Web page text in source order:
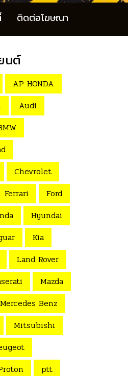
ติดต่อโฆษณา
นต์
AP HONDA
Audi
Chevrolet
Ferrari
Ford
Hyundai
Kia
Land Rover
Mazda
Mercedes Benz
Mitsubishi
ptt